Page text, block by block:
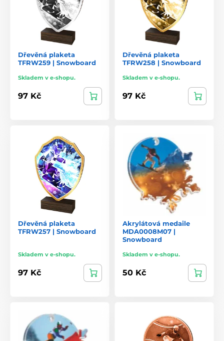
Dřevěná plaketa
TFRW259 | Snowboard
Skladem v e-shopu.
97 Kč
Dřevěná plaketa
TFRW258 | Snowboard
Skladem v e-shopu.
97 Kč
Dřevěná plaketa
TFRW257 | Snowboard
Skladem v e-shopu.
97 Kč
Akrylátová medaile
MDA0008M07 |
Snowboard
Skladem v e-shopu.
50 Kč